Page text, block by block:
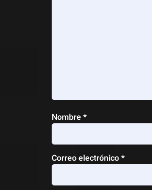
Nombre*
Correo electrónico*